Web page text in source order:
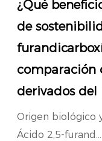
¿Qué
de
comparación
derivados del
Origen biológico
Ácido 2,5-furand...